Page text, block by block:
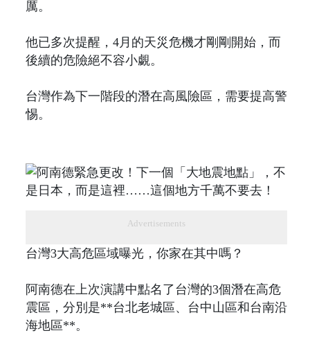
厲。
他已多次提醒，4月的天災危機才剛剛開始，而
後續的危險絕不容小覷。
台灣作為下一階段的潛在高風險區，需要提高警
惕。
Advertisements
台灣3大高危區域曝光，你家在其中嗎？
阿南德在上次演講中點名了台灣的3個潛在高危
震區，分別是**台北老城區、台中山區和台南沿
海地區**。